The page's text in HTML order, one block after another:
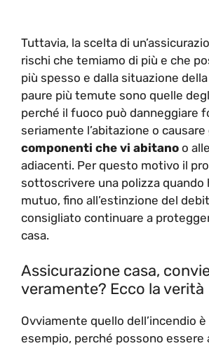
Tuttavia, la scelta di
rischi che temiamo di più e che
più spesso e dalla situazione
paure più temute sono quelle
perché il fuoco può danneggiare
seriamente l’abitazione o causare
componenti che vi abitano o
adiacenti. Per questo motivo il
sottoscrivere una polizza quando
mutuo, fino all’estinzione del
consigliato continuare a
casa.
Assicurazione casa,
veramente? Ecco la verità
Ovviamente quello dell’incendio
esempio, perché possono essere